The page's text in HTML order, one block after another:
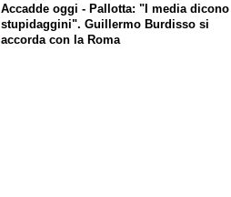
Accadde oggi - Pallotta: "I media dicono
stupidaggini". Guillermo Burdisso si
accorda con la Roma